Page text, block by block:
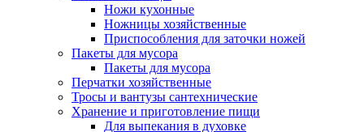
Ножи кухонные
Ножницы хозяйственные
Приспособления для заточки ножей
Пакеты для мусора
Пакеты для мусора
Перчатки хозяйственные
Тросы и вантузы сантехнические
Хранение и приготовление пищи
Для выпекания в духовке